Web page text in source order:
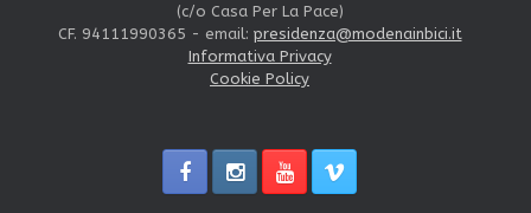
(c/o Casa Per La Pace)
CF. 94111990365 - email: presidenza@modenainbici.it
Informativa Privacy
Cookie Policy